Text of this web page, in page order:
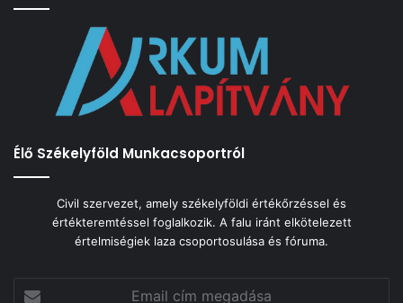
Élő Székelyföld Munkacsoportról
Civil szervezet, amely székelyföldi értékőrzéssel és
értékteremtéssel foglalkozik. A falu iránt elkötelezett
értelmiségiek laza csoportosulása és fóruma.